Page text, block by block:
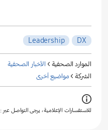
DX
Leadership
الموارد الصحفية > الأخبار الصحفية
الشركة > مواضيع أخرى
للاستفسارات الإعلامية ، يرجى التواصل عبر :